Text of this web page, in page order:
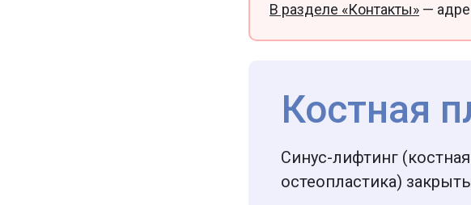
В разделе «Контакты» —
Костная
Синус-лифтинг
остеопластика)